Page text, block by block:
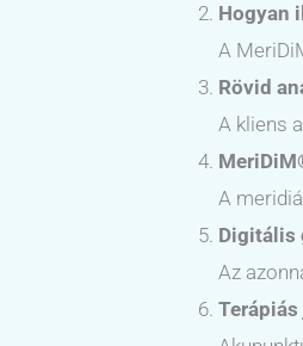
Hogyan
A
Rövid
A kliens
A
Digitális
Az